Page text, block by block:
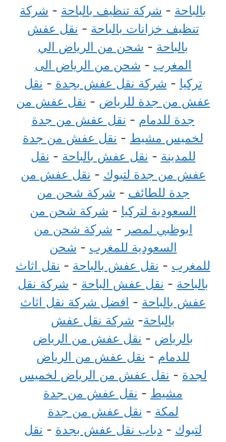
بالباحة - شركة تنظيف بالباحة - شركة
تنظيف خزانات بالباحة - نقل عفش
بالباحة - شحن من الرياض الي
المغرب - شحن من الرياض الى
تركيا - شركة نقل عفش بجدة - نقل
عفش من جدة للرياض - نقل عفش من
جدة للدمام - نقل عفش من جدة
لخميس مشيط - نقل عفش من جدة
للمدينة - نقل عفش بالباحة - نقل
عفش من جدة لتبوك - نقل عفش من
جدة للطائف - شركة شحن من
السعودية لتركيا - شركة شحن من
ابوظبي لمصر - شركة شحن من
السعودية للمغرب - شحن
للمغرب - نقل عفش بالباحة - نقل اثاث
بالباحة - نقل عفش الباحة - شركة نقل
عفش بالباحة - افضل شركة نقل اثاث
بالباحة- شركة نقل عفش
بالرياض - نقل عفش من الرياض
للدمام - نقل عفش من الرياض
لجدة - نقل عفش من الرياض لخميس
مشيط - نقل عفش من جدة
لمكة - نقل عفش من جدة
لتبوك - دباب نقل عفش بجدة - نقل